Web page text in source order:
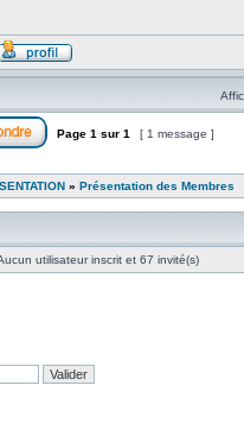
Page 1 sur 1 [ 1 message ]
» Présentation des Membres
utilisateur inscrit et 67 invité(s)